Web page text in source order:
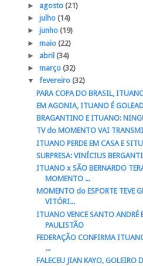
► agosto (21)
► julho (14)
► junho (19)
► maio (22)
► abril (34)
► março (32)
▼ fevereiro (32)
PARA COPA DO BRASIL,
EM AGONIA, ITUANO É
BRAGANTINO E ITUANO:
TV do MOMENTO VAI
ITUANO PERDE EM CASA E
SURPRESA: VINÍCIUS
ITUANO x SÃO BERNARDO
MOMENTO ...
MOMENTO do ESPORTE TEVE
VITÓRI...
ITUANO VENCE SANTO ANDRÉ
PAULISTÃO
FEDERAÇÃO CONFIRMA
...
FALECEU JIAN KAYO, GOLEIRO